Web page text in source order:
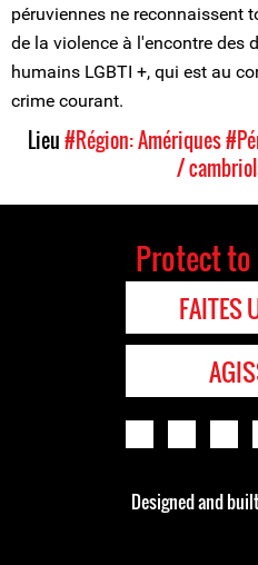
péruviennes ne reconnaissent
de la violence à l'encontre des
humains LGBTI +, qui est au
crime courant.
Lieu#Région: Amériques
/
Protect to
FAITES
Designed and